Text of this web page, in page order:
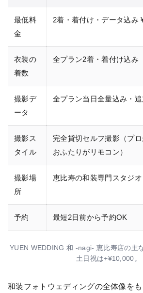
最低料
金
2着・着付け・データ込み
衣装の
着数
全プラン2着・着付け込み
撮影デ
ータ
全プラン当日全量込み・
撮影ス
タイル
完全貸切セルフ撮影（プ
おふたりがリモコン）
撮影場
所
恵比寿の和装専門スタジオ
予約 最短2日前から予約OK
YUEN WEDDING 和 -nagi- 恵比寿店の主
土日祝は+¥10,000。
和装フォトウェディングの全体像を